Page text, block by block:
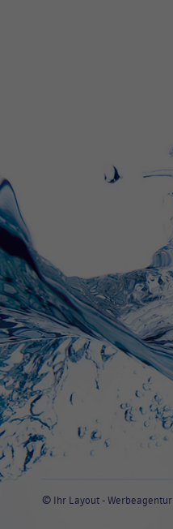
© Ihr Layout - Werbeagentur